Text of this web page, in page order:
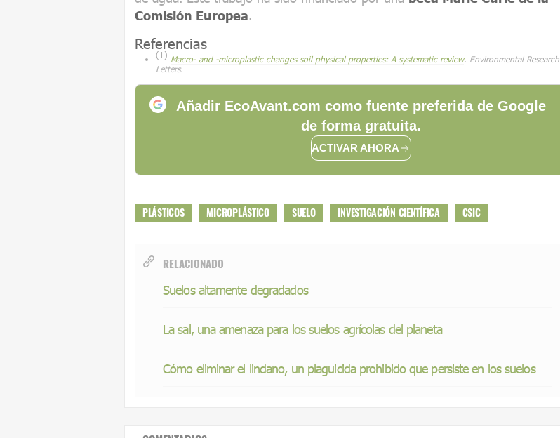
Comisión Europea.
Referencias
(1) Macro- and -microplastic changes soil physical properties: A systematic review. Environmental Research
Letters.
Añadir EcoAvant.com como fuente preferida de Google
de forma gratuita.
ACTIVAR AHORA
PLÁSTICOS MICROPLÁSTICO SUELO INVESTIGACIÓN CIENTÍFICA CSIC
RELACIONADO
Suelos altamente degradados
La sal, una amenaza para los suelos agrícolas del planeta
Cómo eliminar el lindano, un plaguicida prohibido que persiste en los suelos